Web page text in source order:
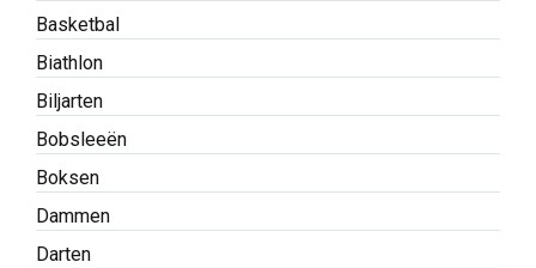
Basketbal
Biathlon
Biljarten
Bobsleeën
Boksen
Dammen
Darten